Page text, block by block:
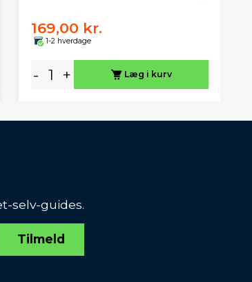
169,00 kr.
1-2 hverdage
- + Læg i kurv
selv-guides.
Tilmeld